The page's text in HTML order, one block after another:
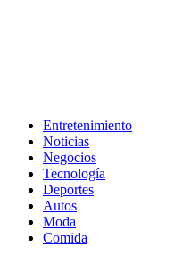
Entretenimiento
Noticias
Negocios
Tecnología
Deportes
Autos
Moda
Comida